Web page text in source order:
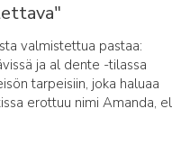
valmistettua pastaa:
ja al dente -tilassa
tarpeisiin, joka haluaa
erottuu nimi Amanda,